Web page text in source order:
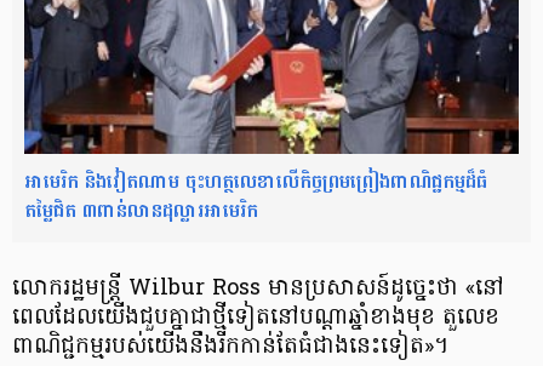
អាមេរិក និងវៀតណាម ចុះហត្ថលេខាលើកិច្ចព្រមព្រៀងពាណិជ្ជកម្មដ៏ធំ
តម្លៃជិត ៣ពាន់លានដុល្លារអាមេរិក
លោករដ្ឋមន្ត្រី Wilbur Ross មានប្រសាសន៍ដូច្នេះថា «នៅ​
ពេល​ដែល​យើង​ជួបគ្នា​ជាថ្មីទៀត​នៅបណ្ដាឆ្នាំ​ខាងមុខ តួលេខ​
ពាណិជ្ជកម្ម​របស់​យើង​នឹង​រីកកាន់តែធំជាងនេះ​ទៀត»។